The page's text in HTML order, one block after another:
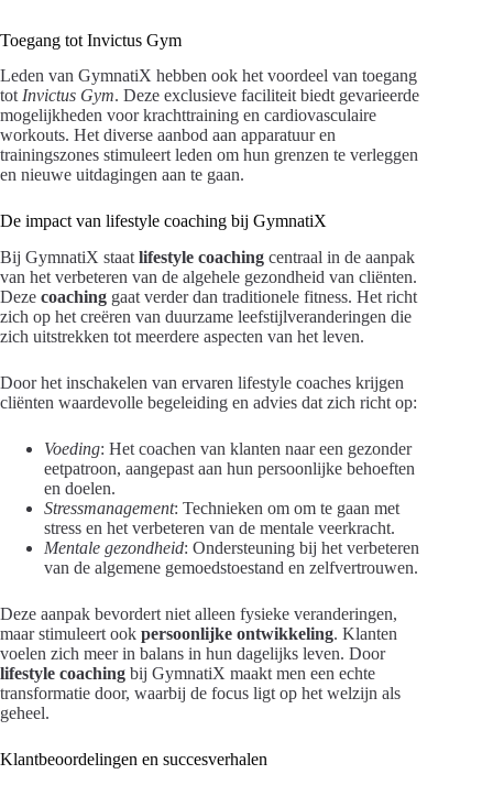
Toegang tot Invictus Gym
Leden van GymnatiX hebben ook het voordeel van toegang
tot Invictus Gym. Deze exclusieve faciliteit biedt gevarieerde
mogelijkheden voor krachttraining en cardiovasculaire
workouts. Het diverse aanbod aan apparatuur en
trainingszones stimuleert leden om hun grenzen te verleggen
en nieuwe uitdagingen aan te gaan.
De impact van lifestyle coaching bij GymnatiX
Bij GymnatiX staat lifestyle coaching centraal in de aanpak
van het verbeteren van de algehele gezondheid van cliënten.
Deze coaching gaat verder dan traditionele fitness. Het richt
zich op het creëren van duurzame leefstijlveranderingen die
zich uitstrekken tot meerdere aspecten van het leven.
Door het inschakelen van ervaren lifestyle coaches krijgen
cliënten waardevolle begeleiding en advies dat zich richt op:
Voeding: Het coachen van klanten naar een gezonder
eetpatroon, aangepast aan hun persoonlijke behoeften
en doelen.
Stressmanagement: Technieken om om te gaan met
stress en het verbeteren van de mentale veerkracht.
Mentale gezondheid: Ondersteuning bij het verbeteren
van de algemene gemoedstoestand en zelfvertrouwen.
Deze aanpak bevordert niet alleen fysieke veranderingen,
maar stimuleert ook persoonlijke ontwikkeling. Klanten
voelen zich meer in balans in hun dagelijks leven. Door
lifestyle coaching bij GymnatiX maakt men een echte
transformatie door, waarbij de focus ligt op het welzijn als
geheel.
Klantbeoordelingen en succesverhalen